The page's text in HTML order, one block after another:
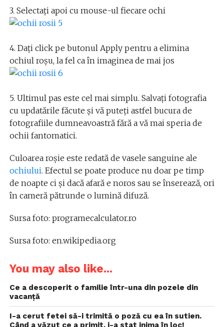
3. Selectați apoi cu mouse-ul fiecare ochi
4. Dați click pe butonul Apply pentru a elimina
ochiul roșu, la fel ca în imaginea de mai jos
5. Ultimul pas este cel mai simplu. Salvați fotografia
cu updatările făcute și vă puteți astfel bucura de
fotografiile dumneavoastră fără a vă mai speria de
ochii fantomatici.
Culoarea roșie este redată de vasele sanguine ale
ochiului. Efectul se poate produce nu doar pe timp
de noapte ci și dacă afară e noros sau se înserează, ori
în cameră pătrunde o lumină difuză.
Sursa foto: programecalculator.ro
Sursa foto: en.wikipedia.org
You may also like...
Ce a descoperit o familie într-una din pozele din
vacanţă
I-a cerut fetei să-i trimită o poză cu ea în sutien.
Când a văzut ce a primit, i-a stat inima în loc!